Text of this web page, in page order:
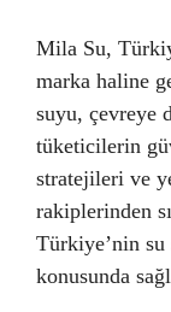
Mila Su,
marka haline
suyu, çevreye
tüketicilerin
stratejileri ve
rakiplerinden
Türkiye’nin su
konusunda